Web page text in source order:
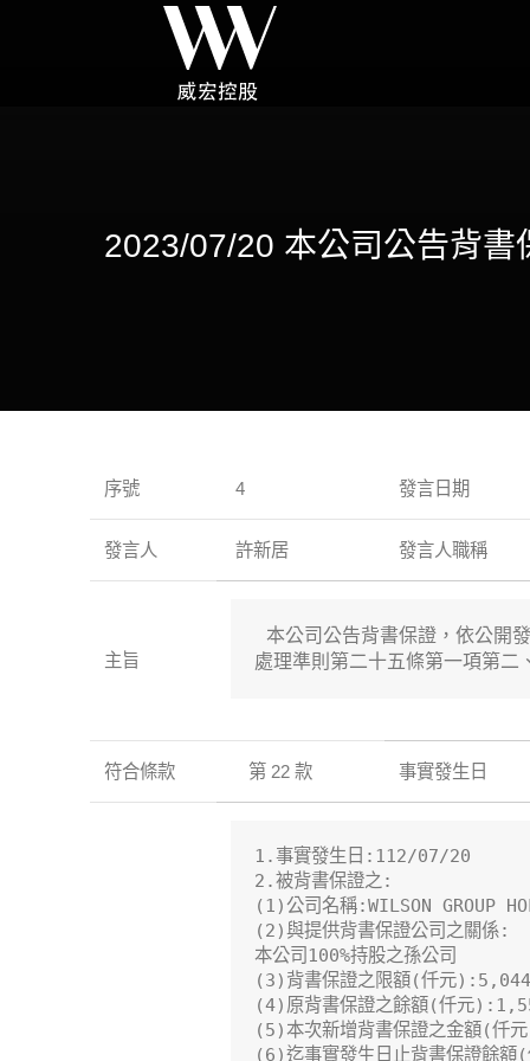
2023/07/20 本公司公告背書
序號 4 發言日期
發言人 許新居 發言人職稱
主旨
本公司公告背書保證，依公開
處理準則第二十五條第一項第二
符合條款 第 22 款 事實發生日
1.事實發生日:112/07/20
2.被背書保證之:
(1)公司名稱:WILSON GROUP
(2)與提供背書保證公司之關係:
本公司100%持股之孫公司
(3)背書保證之限額(仟元
(4)原背書保證之餘額(仟元
(5)本次新增背書保證之金額(仟
(6)迄事實發生日止背書保證餘